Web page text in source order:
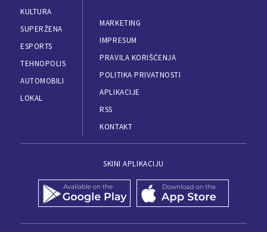
KULTURA
SUPERŽENA
ESPORTS
TEHNOPOLIS
AUTOMOBILI
LOKAL
MARKETING
IMPRESUM
PRAVILA KORIŠĆENJA
POLITIKA PRIVATNOSTI
APLIKACIJE
RSS
KONTAKT
SKINI APLIKACIJU